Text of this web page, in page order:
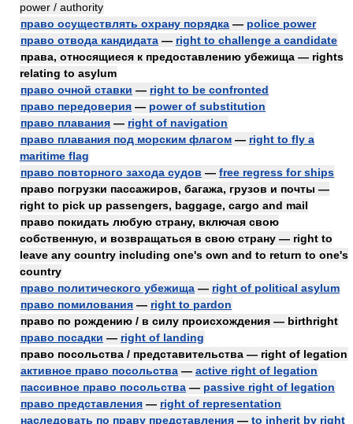
power / authority
право осуществлять охрану порядка — police power
право отвода кандидата — right to challenge a candidate
права, относящиеся к предоставлению убежища — rights
relating to asylum
право очной ставки — right to be confronted
право передоверия — power of substitution
право плавания — right of navigation
право плавания под морским флагом — right to fly a
maritime flag
право повторного захода судов — free regress for ships
право погрузки пассажиров, багажа, грузов и почты —
right to pick up passengers, baggage, cargo and mail
право покидать любую страну, включая свою
собственную, и возвращаться в свою страну — right to
leave any country including one's own and to return to one's
country
право политического убежища — right of political asylum
право помилования — right to pardon
право по рождению / в силу происхождения — birthright
право посадки — right of landing
право посольства / представительства — right of legation
активное право посольства — active right of legation
пассивное право посольства — passive right of legation
право представления — right of representation
наследовать по праву представления — to inherit by right